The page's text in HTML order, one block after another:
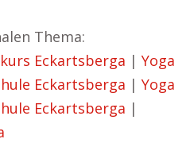
Thema:
Eckartsberga | Yoga
Eckartsberga | Yoga
Eckartsberga |